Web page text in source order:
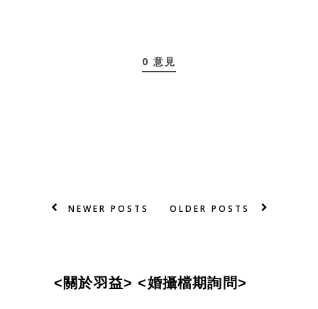
0 意見
NEWER POSTS OLDER POSTS
< 關於羽益> <婚攝檔期詢問>